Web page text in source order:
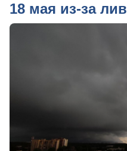
18 мая из-за